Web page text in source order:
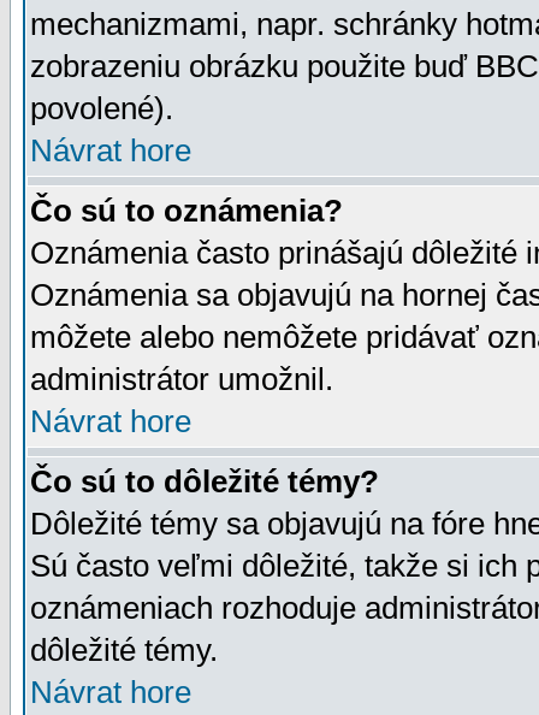
mechanizmami, napr. schránky
zobrazeniu obrázku použite buď
povolené).
Návrat hore
Čo sú to oznámenia?
Oznámenia často prinášajú dôležité
Oznámenia sa objavujú na hornej
môžete alebo nemôžete pridávať
administrátor umožnil.
Návrat hore
Čo sú to dôležité témy?
Dôležité témy sa objavujú na fóre
Sú často veľmi dôležité, takže si ich
oznámeniach rozhoduje
dôležité témy.
Návrat hore